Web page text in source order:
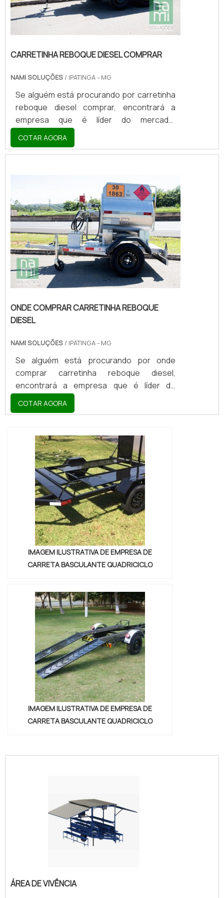
CARRETINHA REBOQUE DIESEL COMPRAR
NAMI SOLUÇÕES / IPATINGA - MG
Se alguém está procurando por carretinha
reboque diesel comprar, encontrará a
empresa que é líder do mercado.
Elaborando uma cotação na vitrine que se
chama Soluções Industriais e descobrindo
a melhor referência em qualidade do
o interesse é por carretinha reboque diesel
comprar, com a Nami Solucoes encontrará
excelente custo-benefício com
pagamento acessível.OUTRAS
INFORMAÇÕES SOBRE CARRETINHA...
COTAR AGORA
ONDE COMPRAR CARRETINHA REBOQUE
DIESEL
NAMI SOLUÇÕES / IPATINGA - MG
Se alguém está procurando por onde
comprar carretinha reboque diesel,
encontrará a empresa que é líder do
mercado. Elaborando uma cotação na
vitrine que se chama Soluções Industriais e
qualidade do mercado.MAIS DETALHES
SOBRE ONDE COMPRAR CARRETINHA
REBOQUE DIESELQuem pesquisa na
internet por onde comprar carretinha
reboque diesel comprometedora com os
serviços , vai até o site da Nami Solucoes .
Empre...
COTAR AGORA
IMAGEM ILUSTRATIVA DE EMPRESA DE
CARRETA BASCULANTE QUADRICICLO
IMAGEM ILUSTRATIVA DE EMPRESA DE
CARRETA BASCULANTE QUADRICICLO
ÁREA DE VIVÊNCIA